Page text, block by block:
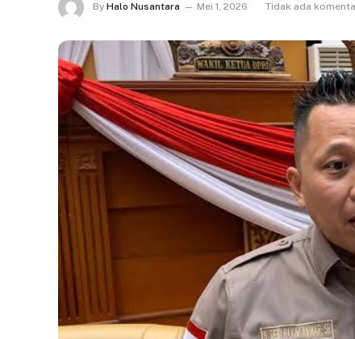
By Halo Nusantara Mei 1, 2026 Tidak ada